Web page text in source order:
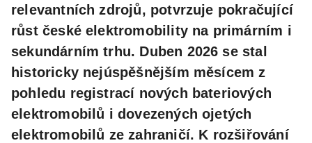
relevantních zdrojů, potvrzuje pokračující
růst české elektromobility na primárním i
sekundárním trhu. Duben 2026 se stal
historicky nejúspěšnějším měsícem z
pohledu registrací nových bateriových
elektromobilů i dovezených ojetých
elektromobilů ze zahraničí. K rozšiřování